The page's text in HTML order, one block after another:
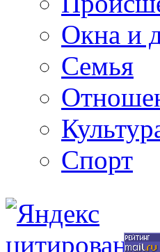
Окна и
Семья
Спорт